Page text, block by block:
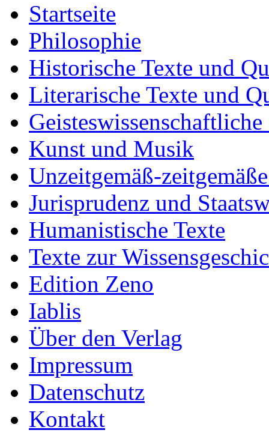
Startseite
Philosophie
Historische Texte und
Literarische Texte und
Kunst und Musik
Unzeitgemäß-
Jurisprudenz und
Humanistische Texte
Texte zur
Edition Zeno
Iablis
Über den Verlag
Impressum
Datenschutz
Kontakt